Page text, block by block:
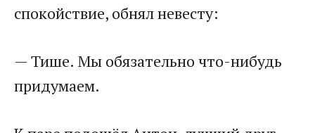
спокойствие, обнял невесту:
— Тише. Мы обязательно что-нибудь
придумаем.